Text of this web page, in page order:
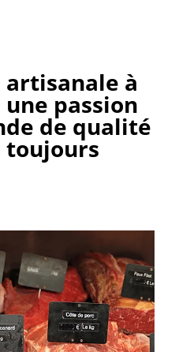
artisanale à
passion
de qualité
toujours